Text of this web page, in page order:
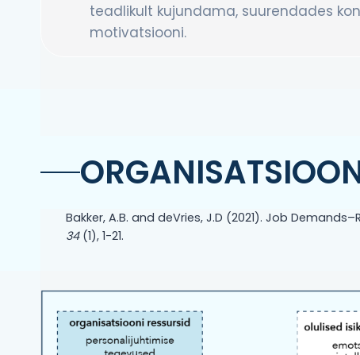
teadlikult kujundama, suurendades
motivatsiooni.
Bakker, A.B. and deVries, J.D (2021). Job
34 (1), 1-21.​